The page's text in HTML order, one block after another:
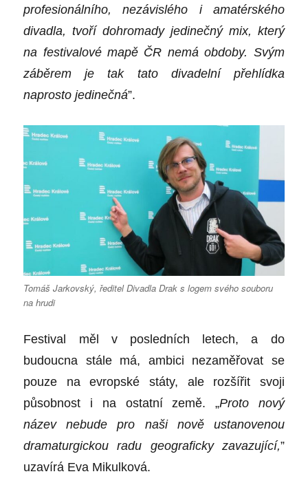
profesionálního, nezávislého i amatérského
divadla, tvoří dohromady jedinečný mix, který
na festivalové mapě ČR nemá obdoby. Svým
záběrem je tak tato divadelní přehlídka
naprosto jedinečná”.
Tomáš Jarkovský, ředitel Divadla Drak s logem svého souboru
na hrudi
Festival měl v posledních letech, a do
budoucna stále má, ambici nezaměřovat se
pouze na evropské státy, ale rozšířit svoji
působnost i na ostatní země. „Proto nový
název nebude pro naši nově ustanovenou
dramaturgickou radu geograficky zavazující,”
uzavírá Eva Mikulková.